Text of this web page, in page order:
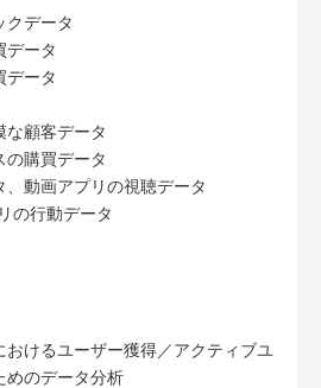
クデータ
データ
データ
な顧客データ
の購買データ
動画アプリの視聴データ
の行動データ
おけるユーザー獲得／アクティブユ
めのデータ分析